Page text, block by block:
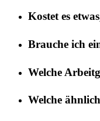
Kostet es
Brauche ich
Welche
Welche